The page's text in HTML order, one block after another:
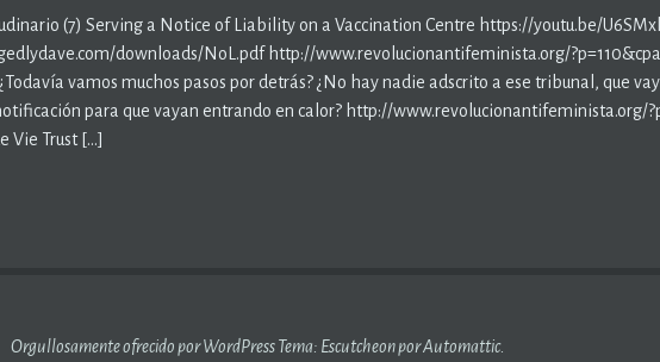
(7) Serving a Notice of Liability on a Vaccination Centre https://youtu.be/
downloads/NoL.pdf http://www.revolucionantifeminista.org/
vamos muchos pasos por detrás? ¿No hay nadie adscrito a ese tribunal, que
para que vayan entrando en calor? http://www.revolucionantifeminista.org/
Vie Trust […]
Orgullosamente ofrecido por WordPress Tema: Escutcheon porAutomattic.